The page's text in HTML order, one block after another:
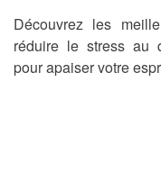
Découvrez les
réduire le stress au
pour apaiser votre